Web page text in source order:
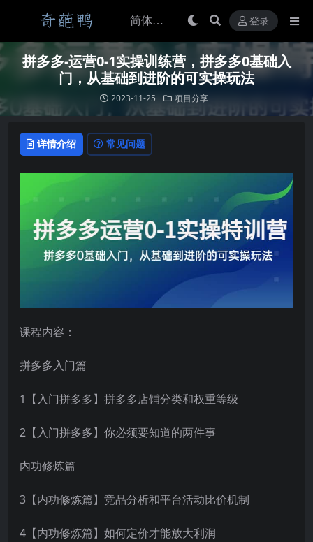
登录
拼多多-运营0-1实操训练营，拼多多0基础入
门，从基础到进阶的可实操玩法
2023-11-25 项目分享
详情介绍 常见问题
课程内容：
拼多多入门篇
1【入门拼多多】拼多多店铺分类和权重等级
2【入门拼多多】你必须要知道的两件事
内功修炼篇
3【内功修炼篇】竞品分析和平台活动比价机制
4【内功修炼篇】如何定价才能放大利润